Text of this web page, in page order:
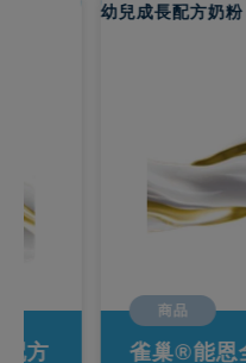
幼兒成長配方奶粉
商品
雀巢®能恩全護